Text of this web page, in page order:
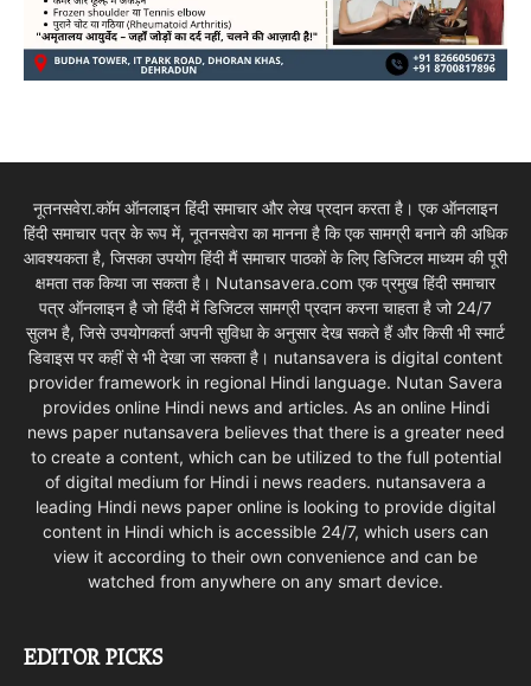
नूतनसवेरा.कॉम ऑनलाइन हिंदी समाचार और लेख प्रदान करता है। एक ऑनलाइन
हिंदी समाचार पत्र के रूप में, नूतनसवेरा का मानना है कि एक सामग्री बनाने की अधिक
आवश्यकता है, जिसका उपयोग हिंदी मैं समाचार पाठकों के लिए डिजिटल माध्यम की पूरी
क्षमता तक किया जा सकता है। Nutansavera.com एक प्रमुख हिंदी समाचार
पत्र ऑनलाइन है जो हिंदी में डिजिटल सामग्री प्रदान करना चाहता है जो 24/7
सुलभ है, जिसे उपयोगकर्ता अपनी सुविधा के अनुसार देख सकते हैं और किसी भी स्मार्ट
डिवाइस पर कहीं से भी देखा जा सकता है। nutansavera is digital content
provider framework in regional Hindi language. Nutan Savera
provides online Hindi news and articles. As an online Hindi
news paper nutansavera believes that there is a greater need
to create a content, which can be utilized to the full potential
of digital medium for Hindi i news readers. nutansavera a
leading Hindi news paper online is looking to provide digital
content in Hindi which is accessible 24/7, which users can
view it according to their own convenience and can be
watched from anywhere on any smart device.
EDITOR PICKS